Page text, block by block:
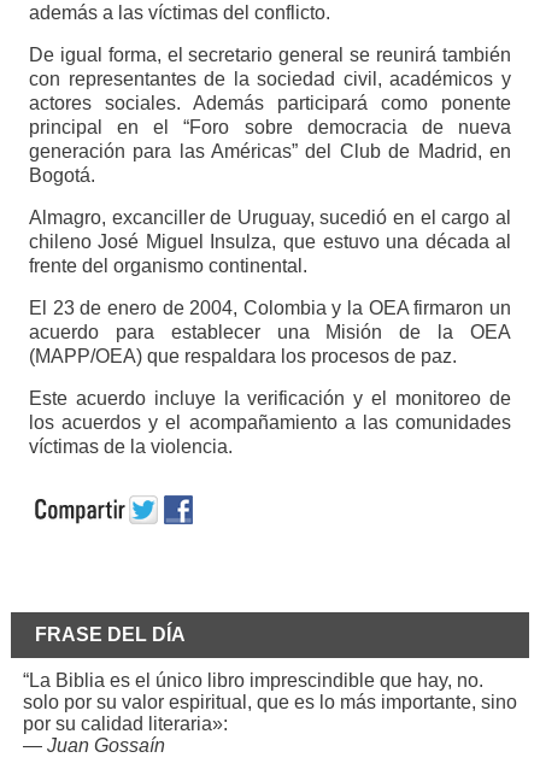
además a las víctimas del conflicto.
De igual forma, el secretario general se reunirá también
con representantes de la sociedad civil, académicos y
actores sociales. Además participará como ponente
principal en el “Foro sobre democracia de nueva
generación para las Américas” del Club de Madrid, en
Bogotá.
Almagro, excanciller de Uruguay, sucedió en el cargo al
chileno José Miguel Insulza, que estuvo una década al
frente del organismo continental.
El 23 de enero de 2004, Colombia y la OEA firmaron un
acuerdo para establecer una Misión de la OEA
(MAPP/OEA) que respaldara los procesos de paz.
Este acuerdo incluye la verificación y el monitoreo de
los acuerdos y el acompañamiento a las comunidades
víctimas de la violencia.
FRASE DEL DÍA
“La Biblia es el único libro imprescindible que hay, no.
solo por su valor espiritual, que es lo más importante, sino
por su calidad literaria»:
— Juan Gossaín